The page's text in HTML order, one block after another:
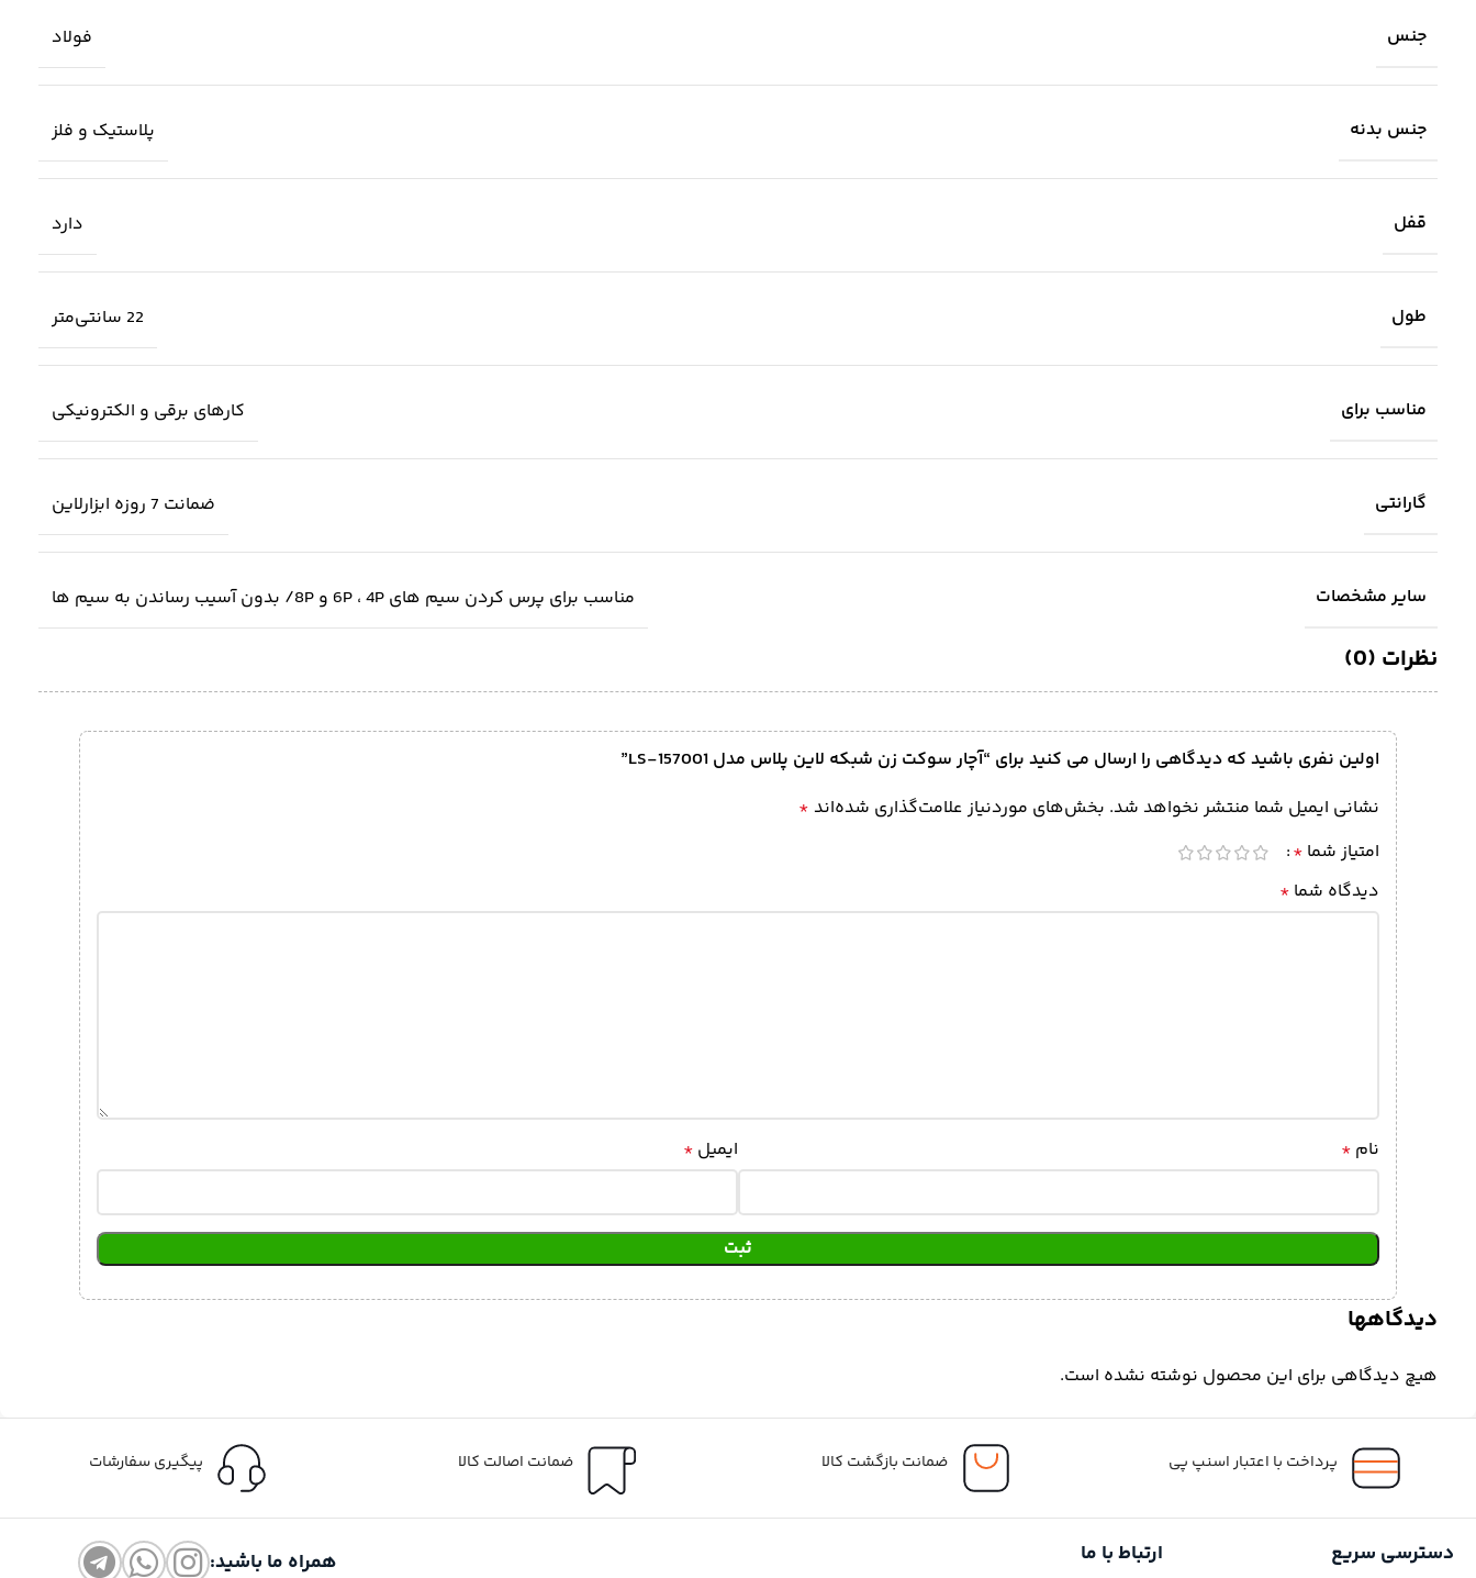
جنس فولاد
جنس بدنه پلاستیک و فلز
قفل دارد
طول 22 سانتی‌متر
مناسب برای کارهای برقی و الکترونیکی
گارانتی ضمانت 7 روزه ابزارلاین
سایر مشخصات مناسب برای پرس کردن سیم های 6P ، 4P و 8P/ بدون آسیب رساندن به سیم ها
نظرات (0)
دیدگاهها
هیچ دیدگاهی برای این محصول نوشته نشده است.
اولین نفری باشید که دیدگاهی را ارسال می کنید برای “آچار سوکت زن شبکه لاین پلاس مدل LS-157001”
نشانی ایمیل شما منتشر نخواهد شد. بخش‌های موردنیاز علامت‌گذاری شده‌اند *
امتیاز شما *
دیدگاه شما *
نام * ایمیل *
پرداخت با اعتبار اسنپ پی ضمانت بازگشت کالا ضمانت اصالت کالا پیگیری سفارشات
دسترسی سریع ارتباط با ما همراه ما باشید: